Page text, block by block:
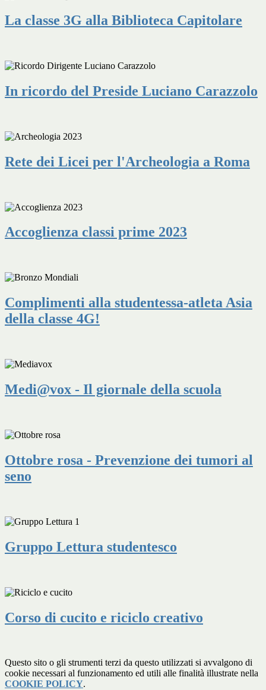
La classe 3G alla Biblioteca Capitolare
In ricordo del Preside Luciano Carazzolo
Rete dei Licei per l'Archeologia a Roma
Accoglienza classi prime 2023
Complimenti alla studentessa-atleta Asia
della classe 4G!
Medi@vox - Il giornale della scuola
Ottobre rosa - Prevenzione dei tumori al
seno
Gruppo Lettura studentesco
Corso di cucito e riciclo creativo
Questo sito o gli strumenti terzi da questo utilizzati si avvalgono di
cookie necessari al funzionamento ed utili alle finalità illustrate nella
COOKIE POLICY.